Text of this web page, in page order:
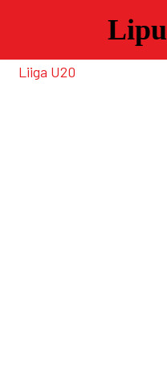
toLiiga U20